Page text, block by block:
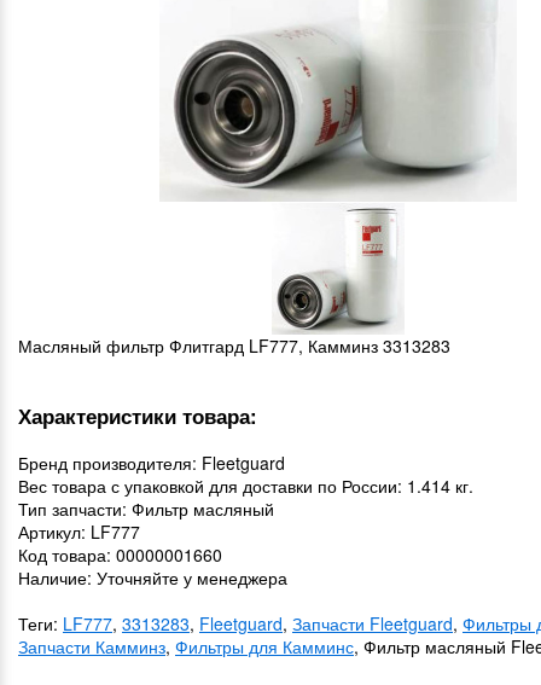
Масляный фильтр Флитгард LF777, Камминз 3313283
Характеристики товара:
Бренд производителя: Fleetguard
Вес товара с упаковкой для доставки по России: 1.414 кг.
Тип запчасти: Фильтр масляный
Артикул: LF777
Код товара: 00000001660
Наличие: Уточняйте у менеджера
Теги: LF777, 3313283, Fleetguard, Запчасти Fleetguard, Фильтры
Запчасти Камминз, Фильтры для Камминс, Фильтр масляный